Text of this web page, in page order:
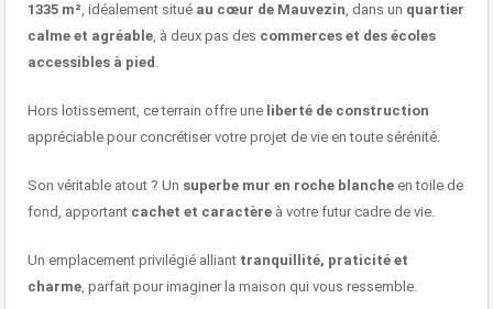
1335 m², idéalement situé au cœur de Mauvezin, dans un quartier
calme et agréable, à deux pas des commerces et des écoles
accessibles à pied .
Hors lotissement, ce terrain offre une liberté de construction
appréciable pour concrétiser votre projet de vie en toute sérénité.
Son véritable atout ? Un superbe mur en roche blanche en toile de
fond, apportant cachet et caractère à votre futur cadre de vie.
Un emplacement privilégié alliant tranquillité, praticité et
charme, parfait pour imaginer la maison qui vous ressemble.